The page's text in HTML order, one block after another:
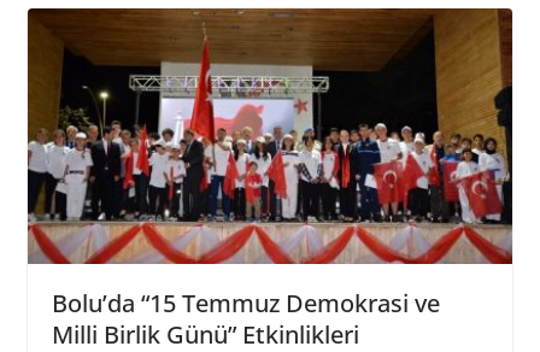
Bolu’da “15 Temmuz Demokrasi ve
Milli Birlik Günü” Etkinlikleri